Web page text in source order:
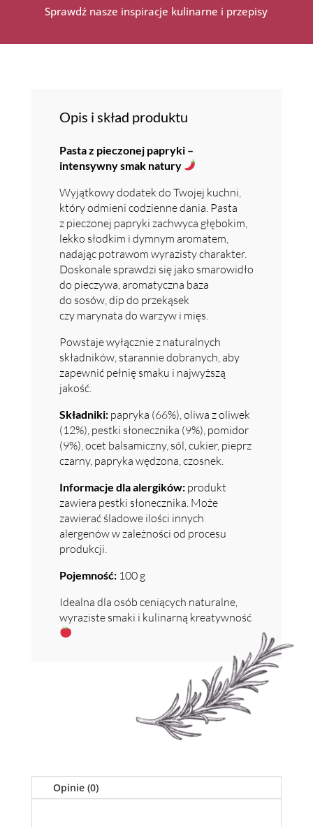
Sprawdź nasze inspiracje kulinarne i przepisy
Opis i skład produktu
Pasta z pieczonej papryki –
intensywny smak natury
Wyjątkowy dodatek do Twojej kuchni,
który odmieni codzienne dania. Pasta
z pieczonej papryki zachwyca głębokim,
lekko słodkim i dymnym aromatem,
nadając potrawom wyrazisty charakter.
Doskonale sprawdzi się jako smarowidło
do pieczywa, aromatyczna baza
do sosów, dip do przekąsek
czy marynata do warzyw i mięs.
Powstaje wyłącznie z naturalnych
składników, starannie dobranych, aby
zapewnić pełnię smaku i najwyższą
jakość.
Składniki:papryka (66%), oliwa z oliwek
(12%), pestki słonecznika (9%), pomidor
(9%), ocet balsamiczny, sól, cukier, pieprz
czarny, papryka wędzona, czosnek.
Informacje dla alergików:produkt
zawiera pestki słonecznika. Może
zawierać śladowe ilości innych
alergenów w zależności od procesu
produkcji.
Pojemność:100 g
Idealna dla osób ceniących naturalne,
wyraziste smaki i kulinarną kreatywność
Opinie (0)